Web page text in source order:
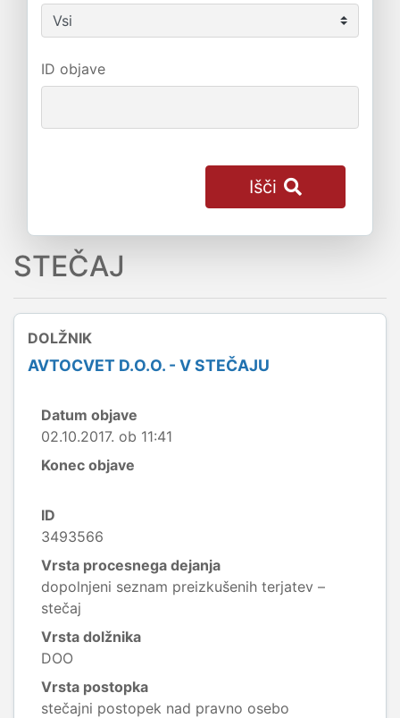
ID objave
Išči
STEČAJ
DOLŽNIK
AVTOCVET D.O.O. - V STEČAJU
Datum objave
02.10.2017. ob 11:41
Konec objave
ID
3493566
Vrsta procesnega dejanja
dopolnjeni seznam preizkušenih terjatev –
stečaj
Vrsta dolžnika
DOO
Vrsta postopka
stečajni postopek nad pravno osebo